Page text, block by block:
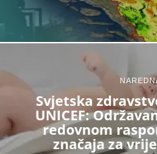
Svjetska
UNICEF:
redovnom
značaja za